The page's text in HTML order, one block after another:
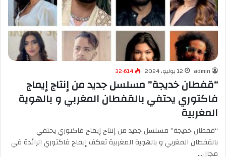
admin 12 يوليو، 2024 32٬614
“قفطان خديجة” مسلسل جديد من إنتاج إيماج
فاكتوري يحتفي بالقفطان المغربي و بالهوية
المغربية
“قفطان خديجة” مسلسل جديد من إنتاج إيماج فاكتوري يحتفي
بالقفطان المغربي و بالهوية المغربية تعكف إيماج فاكتوري الرائدة في
مجال…